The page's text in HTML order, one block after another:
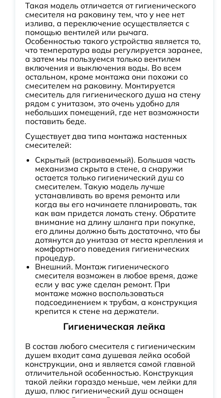
Такая модель отличается от гигиенического
смесителя на раковину тем, что у нее нет
излива, а переключение осуществляется с
помощью вентилей или рычага.
Особенностью такого устройства является то,
что температура воды регулируется заранее,
а затем мы пользуемся только вентилем
включения и выключения воды. Во всем
остальном, кроме монтажа они похожи со
смесителем на раковину. Монтируется
смеситель для гигиенического душа на стену
рядом с унитазом, это очень удобно для
небольших помещений, где нет возможности
поставить беде.
Существует два типа монтажа настенных
смесителей:
Скрытый (встраиваемый). Большая часть
механизма скрыта в стене, а снаружи
остается только гигиенический душ со
смесителем. Такую модель лучше
устанавливать во время ремонта или
когда вы его начинаете планировать, так
как вам придется ломать стену. Обратите
внимание на длину шланга при покупке,
его длины должно быть достаточно, что бы
дотянутся до унитаза от места крепления и
комфортного поведения гигиенических
процедур.
Внешний. Монтаж гигиенического
смесителя возможен в любое время, даже
если у вас уже сделан ремонт. При
монтаже можно воспользоваться
подсоединением к трубам, а конструкция
крепится к стене на держатели.
Гигиеническая лейка
В состав любого смесителя с гигиеническим
душем входит сама душевая лейка особой
конструкции, она и является самой главной
отличительной особенностью. Конструкция
такой лейки гораздо меньше, чем лейки для
душа, плюс гигиенический душ оснащен